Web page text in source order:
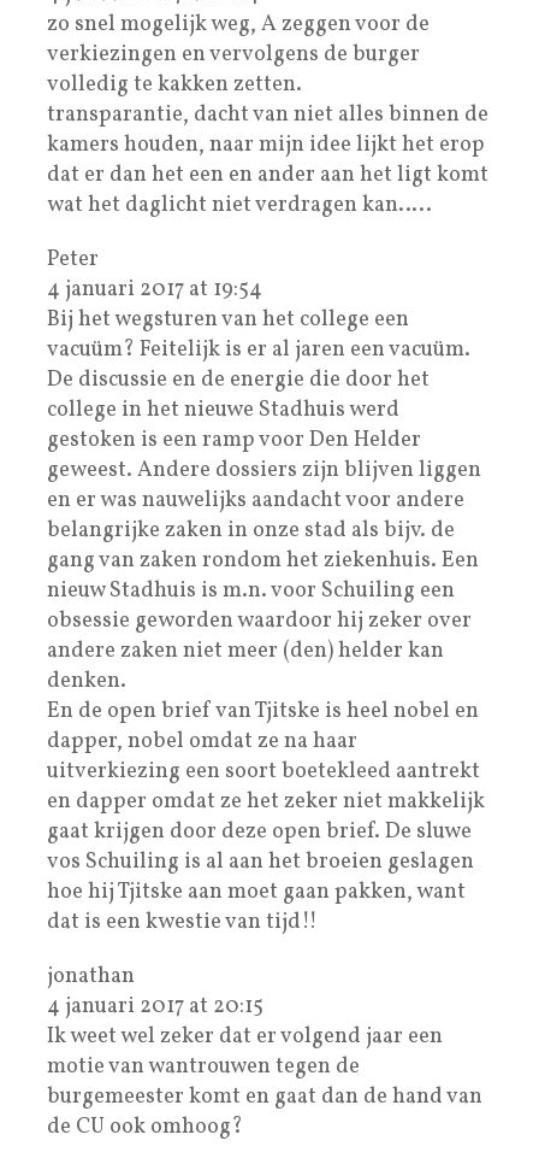
zo snel mogelijk weg, A zeggen voor de
verkiezingen en vervolgens de burger
volledig te kakken zetten.
transparantie, dacht van niet alles binnen de
kamers houden, naar mijn idee lijkt het erop
dat er dan het een en ander aan het ligt komt
wat het daglicht niet verdragen kan…..
Peter
4 januari 2017 at 19:54
Bij het wegsturen van het college een
vacuüm? Feitelijk is er al jaren een vacuüm.
De discussie en de energie die door het
college in het nieuwe Stadhuis werd
gestoken is een ramp voor Den Helder
geweest. Andere dossiers zijn blijven liggen
en er was nauwelijks aandacht voor andere
belangrijke zaken in onze stad als bijv. de
gang van zaken rondom het ziekenhuis. Een
nieuw Stadhuis is m.n. voor Schuiling een
obsessie geworden waardoor hij zeker over
andere zaken niet meer (den) helder kan
denken.
En de open brief van Tjitske is heel nobel en
dapper, nobel omdat ze na haar
uitverkiezing een soort boetekleed aantrekt
en dapper omdat ze het zeker niet makkelijk
gaat krijgen door deze open brief. De sluwe
vos Schuiling is al aan het broeien geslagen
hoe hij Tjitske aan moet gaan pakken, want
dat is een kwestie van tijd!!
jonathan
4 januari 2017 at 20:15
Ik weet wel zeker dat er volgend jaar een
motie van wantrouwen tegen de
burgemeester komt en gaat dan de hand van
de CU ook omhoog?